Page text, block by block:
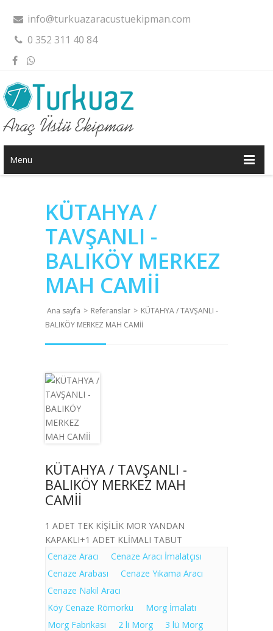
info@turkuazaracustuekipman.com
0 352 311 40 84
Menu
KÜTAHYA /
TAVŞANLI -
BALIKÖY MERKEZ
MAH CAMİİ
Ana sayfa > Referanslar > KÜTAHYA / TAVŞANLI -
BALIKÖY MERKEZ MAH CAMİİ
KÜTAHYA / TAVŞANLI -
BALIKÖY MERKEZ MAH
CAMİİ
1 ADET TEK KİŞİLİK MOR YANDAN
KAPAKLI+1 ADET KLİMALI TABUT
Cenaze Aracı
Cenaze Aracı İmalatçısı
Cenaze Arabası
Cenaze Yıkama Aracı
Cenaze Nakil Aracı
Köy Cenaze Römorku
Morg İmalatı
Morg Fabrikası
2 li Morg
3 lü Morg